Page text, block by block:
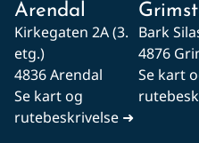
Arendal
Kirkegaten 2A (3.
etg.)
4836 Arendal
Se kart og
rutebeskrivelse ➜
Bark
4876
Se kart